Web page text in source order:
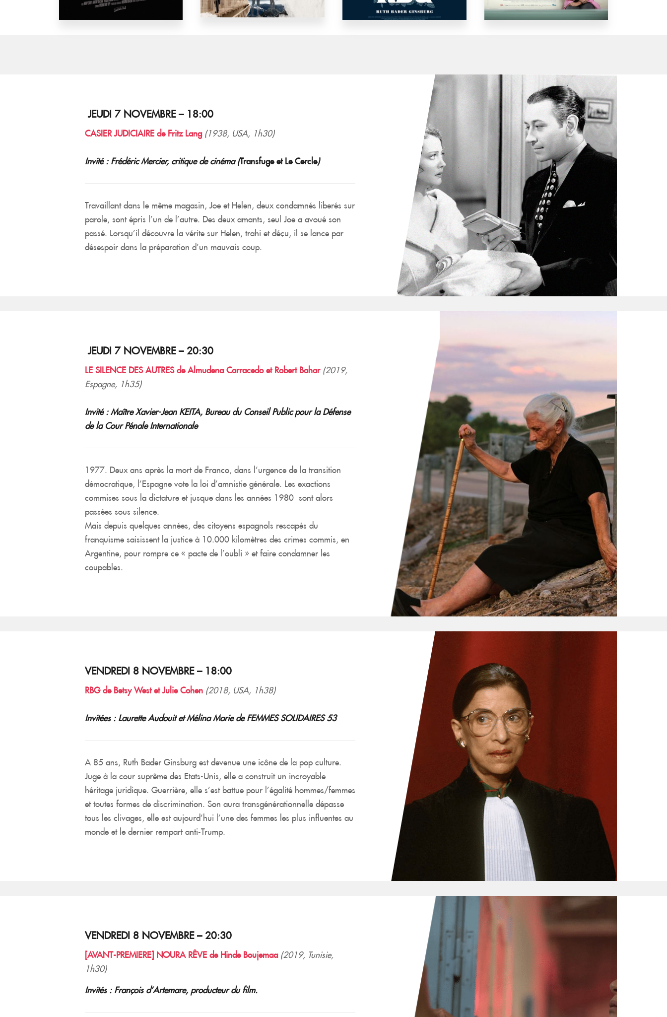
JEUDI 7 NOVEMBRE – 18:00
CASIER JUDICIAIRE de Fritz Lang (1938, USA, 1h30)
Invité : Frédéric Mercier, critique de cinéma (Transfuge et Le Cercle)
Travaillant dans le même magasin, Joe et Helen, deux condamnés liberés sur
parole, sont épris l’un de l’autre. Des deux amants, seul Joe a avoué son
passé. Lorsqu’il découvre la vérite sur Helen, trahi et déçu, il se lance par
désespoir dans la préparation d’un mauvais coup.
JEUDI 7 NOVEMBRE – 20:30
LE SILENCE DES AUTRES de Almudena Carracedo et Robert Bahar (2019,
Espagne, 1h35)
Invité : Maître Xavier-Jean KEITA, Bureau du Conseil Public pour la Défense
de la Cour Pénale Internationale
1977. Deux ans après la mort de Franco, dans l’urgence de la transition
démocratique, l’Espagne vote la loi d’amnistie générale. Les exactions
commises sous la dictature et jusque dans les années 1980 sont alors
passées sous silence.
Mais depuis quelques années, des citoyens espagnols rescapés du
franquisme saisissent la justice à 10.000 kilomètres des crimes commis, en
Argentine, pour rompre ce « pacte de l’oubli » et faire condamner les
coupables.
VENDREDI 8 NOVEMBRE – 18:00
RBG de Betsy West et Julie Cohen (2018, USA, 1h38)
Invitées : Laurette Audouit et Mélina Marie de FEMMES SOLIDAIRES 53
A 85 ans, Ruth Bader Ginsburg est devenue une icône de la pop culture.
Juge à la cour suprême des Etats-Unis, elle a construit un incroyable
héritage juridique. Guerrière, elle s’est battue pour l’égalité hommes/femmes
et toutes formes de discrimination. Son aura transgénérationnelle dépasse
tous les clivages, elle est aujourd’hui l’une des femmes les plus influentes au
monde et le dernier rempart anti-Trump.
VENDREDI 8 NOVEMBRE – 20:30
[AVANT-PREMIERE] NOURA RÊVE de Hinde Boujemaa (2019, Tunisie,
1h30)
Invités : François d’Artemare, producteur du film.